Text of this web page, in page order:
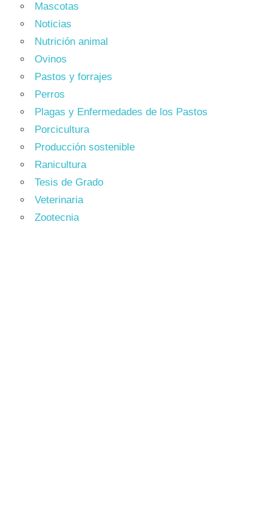
Mascotas
Noticias
Nutrición animal
Ovinos
Pastos y forrajes
Perros
Plagas y Enfermedades de los Pastos
Porcicultura
Producción sostenible
Ranicultura
Tesis de Grado
Veterinaria
Zootecnia